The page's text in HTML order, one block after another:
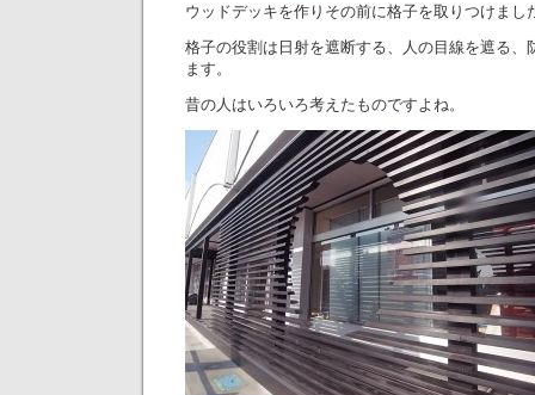
ウッドデッキを作りその前に格子を取りつけまし
格子の役割は日射を遮断する、人の目線を遮る、
ます。
昔の人はいろいろ考えたものですよね。